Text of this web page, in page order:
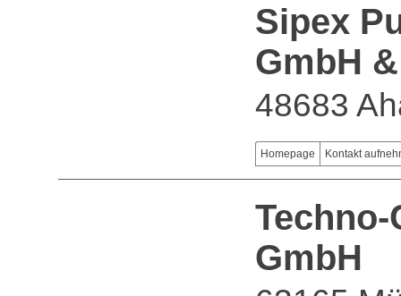
Sipex
GmbH
48683
Homepage Kontakt
GmbH